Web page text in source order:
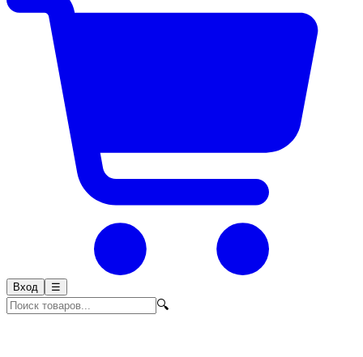
Вход ☰
🔍